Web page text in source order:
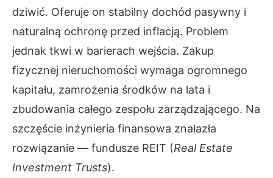
dziwić. Oferuje on stabilny dochód pasywny i
naturalną ochronę przed inflacją. Problem
jednak tkwi w barierach wejścia. Zakup
fizycznej nieruchomości wymaga ogromnego
kapitału, zamrożenia środków na lata i
zbudowania całego zespołu zarządzającego. Na
szczęście inżynieria finansowa znalazła
rozwiązanie — fundusze REIT (Real Estate
Investment Trusts).